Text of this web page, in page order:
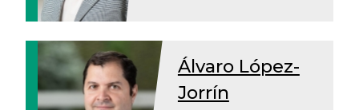
Álvaro López-
Jorrín